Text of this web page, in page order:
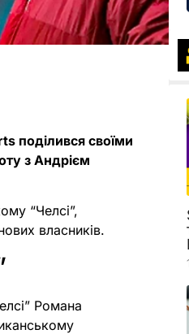
поділився своїми
з Андрієм
“Челсі”,
власників.
Романа